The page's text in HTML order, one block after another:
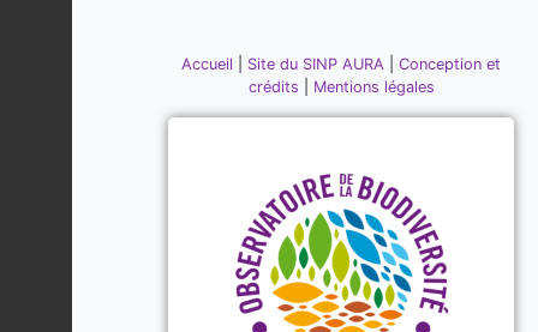
Accueil Site du SINP AURA
Conception et
crédits
Mentions légales